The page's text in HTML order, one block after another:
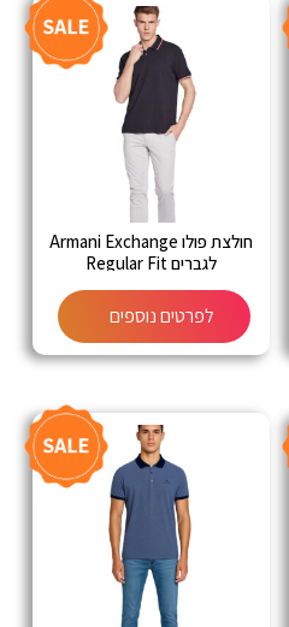
חולצת פולו Armani Exchange
לגברים Regular Fit
לפרטים נוספים